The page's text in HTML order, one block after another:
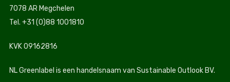
7078 AR Megchelen
Tel. +31 (0)88 1001810
KVK 09162816
NL Greenlabel is een handelsnaam van Sustainable Outlook BV.